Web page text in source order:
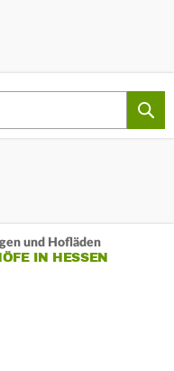
und Hofläden
IN HESSEN